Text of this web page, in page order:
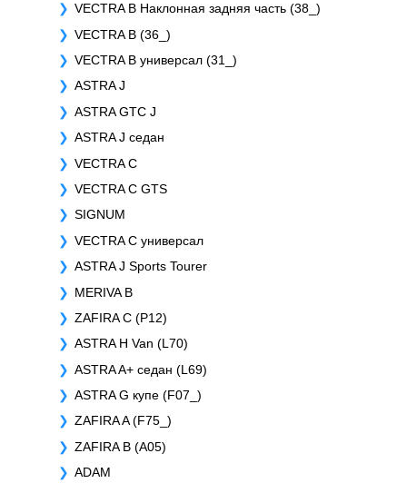
VECTRA B Наклонная задняя часть (38_)
VECTRA B (36_)
VECTRA B универсал (31_)
ASTRA J
ASTRA GTC J
ASTRA J седан
VECTRA C
VECTRA C GTS
SIGNUM
VECTRA C универсал
ASTRA J Sports Tourer
MERIVA B
ZAFIRA C (P12)
ASTRA H Van (L70)
ASTRA A+ седан (L69)
ASTRA G купе (F07_)
ZAFIRA A (F75_)
ZAFIRA B (A05)
ADAM